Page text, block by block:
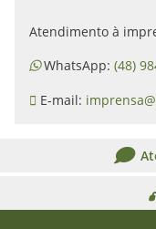
Atendimento à
WhatsApp: (48)
E-mail: